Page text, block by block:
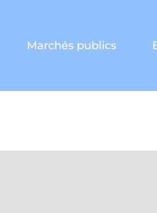
Marchés publics